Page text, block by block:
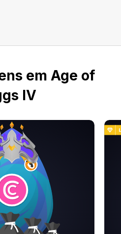
em Age of
IV